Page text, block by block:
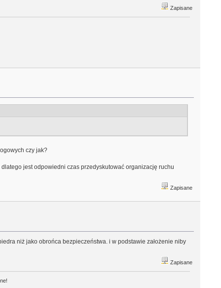
Zapisane
czy jak?
dlatego jest odpowiedni czas przedyskutować organizację ruchu
Zapisane
niż jako obrońca bezpieczeństwa. i w podstawie założenie niby
Zapisane